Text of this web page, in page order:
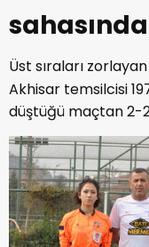
Üst sıraları zorlayan
Akhisar temsilcisi
düştüğü maçtan 2-